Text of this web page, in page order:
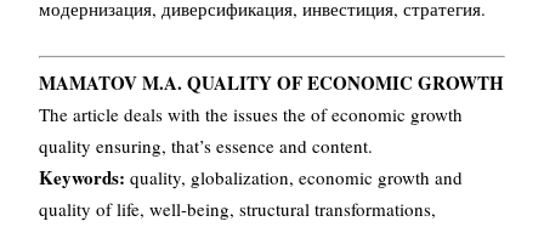
модернизация, диверсификация, инвестиция, стратегия.
MAMATOV M.A. QUALITY OF ECONOMIC GROWTH
The article deals with the issues the of economic growth
quality ensuring, that’s essence and content.
Keywords: quality, globalization, economic growth and
quality of life, well-being, structural transformations,